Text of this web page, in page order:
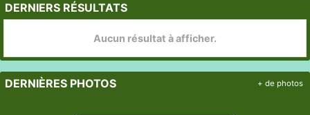
DERNIERS RÉSULTATS
Aucun résultat à afficher.
DERNIÈRES PHOTOS + de photos